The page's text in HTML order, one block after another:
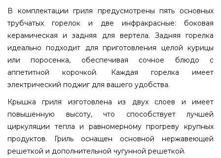
В комплектации гриля предусмотрены пять основных
трубчатых горелок и две инфракрасные: боковая
керамическая и задняя для вертела. Задняя горелка
идеально подходит для приготовления целой курицы
или поросенка, обеспечивая сочное блюдо с
аппетитной корочкой. Каждая горелка имеет
электрический поджиг для вашего удобства.
Крышка гриля изготовлена из двух слоев и имеет
повышенную высоту, что способствует лучшей
циркуляции тепла и равномерному прогреву крупных
продуктов. Гриль оснащен основной нержавеющей
решеткой и дополнительной чугунной решеткой.